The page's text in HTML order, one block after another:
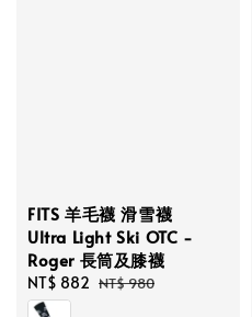
FITS 羊毛襪 滑雪襪
Ultra Light Ski OTC -
Roger 長筒及膝襪
Sale
price
NT$ 882 Regular
NT$ 980